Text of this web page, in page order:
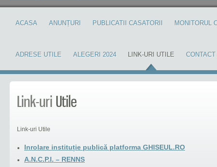
ACASA ANUNȚURI PUBLICATII CASATORII MONITORUL
ADRESE UTILE ALEGERI 2024 LINK-URI UTILE CONTACT
Link-uri Utile
Link-uri Utile
Inrolare instituție publică platforma GHISEUL.RO
A.N.C.P.I. – RENNS